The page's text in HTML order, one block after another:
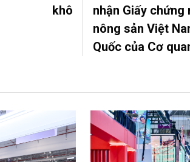
khô
nhận Giấy
nông sản Việt
Quốc của Cơ